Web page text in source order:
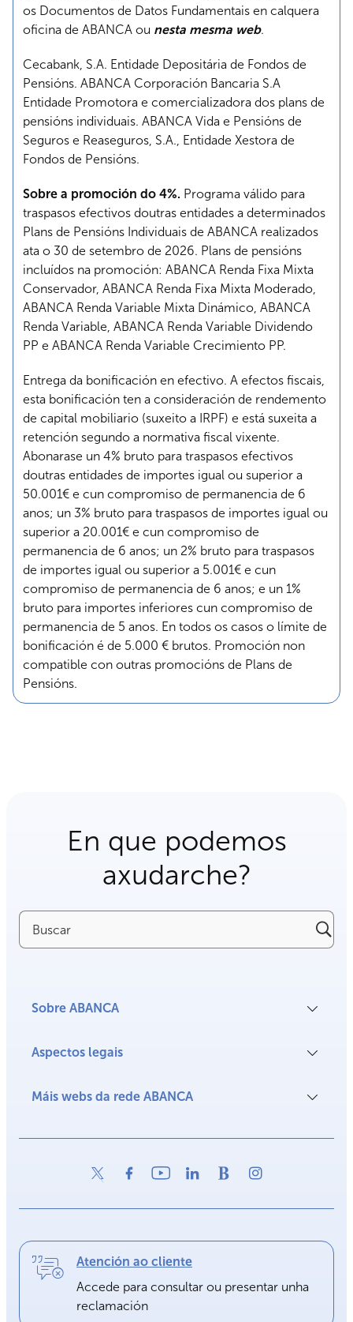
os Documentos de Datos Fundamentais en calquera
oficina de ABANCA ou nesta mesma web.
Cecabank, S.A. Entidade Depositária de Fondos de
Pensións. ABANCA Corporación Bancaria S.A
Entidade Promotora e comercializadora dos plans de
pensións individuais. ABANCA Vida e Pensións de
Seguros e Reaseguros, S.A., Entidade Xestora de
Fondos de Pensións.
Sobre a promoción do 4%. Programa válido para
traspasos efectivos doutras entidades a determinados
Plans de Pensións Individuais de ABANCA realizados
ata o 30 de setembro de 2026. Plans de pensións
incluídos na promoción: ABANCA Renda Fixa Mixta
Conservador, ABANCA Renda Fixa Mixta Moderado,
ABANCA Renda Variable Mixta Dinámico, ABANCA
Renda Variable, ABANCA Renda Variable Dividendo
PP e ABANCA Renda Variable Crecimiento PP.
Entrega da bonificación en efectivo. A efectos fiscais,
esta bonificación ten a consideración de rendemento
de capital mobiliario (suxeito a IRPF) e está suxeita a
retención segundo a normativa fiscal vixente.
Abonarase un 4% bruto para traspasos efectivos
doutras entidades de importes igual ou superior a
50.001€ e cun compromiso de permanencia de 6
anos; un 3% bruto para traspasos de importes igual ou
superior a 20.001€ e cun compromiso de
permanencia de 6 anos; un 2% bruto para traspasos
de importes igual ou superior a 5.001€ e cun
compromiso de permanencia de 6 anos; e un 1%
bruto para importes inferiores cun compromiso de
permanencia de 5 anos. En todos os casos o límite de
bonificación é de 5.000 € brutos. Promoción non
compatible con outras promocións de Plans de
Pensións.
En que podemos
axudarche?
Buscar
Sobre ABANCA
Aspectos legais
Máis webs da rede ABANCA
Atención ao cliente
Accede para consultar ou presentar unha
reclamación